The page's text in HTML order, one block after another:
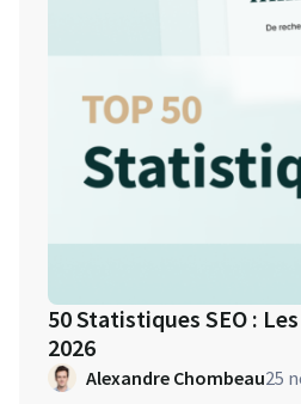
50 Statistiques SEO :
2026
Alexandre Chombeau25